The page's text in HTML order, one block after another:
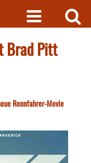
Brad Pitt
Rennfahrer-Movie